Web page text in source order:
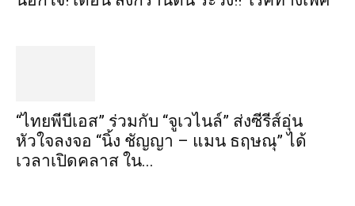
“ไทยพีบีเอส” ร่วมกับ “จูเวไนล์” ส่งซีรีส์อุ่น
หัวใจลงจอ “นิ้ง ชัญญา – แมน ธฤษณุ” ได้
เวลาเปิดคลาส ใน...